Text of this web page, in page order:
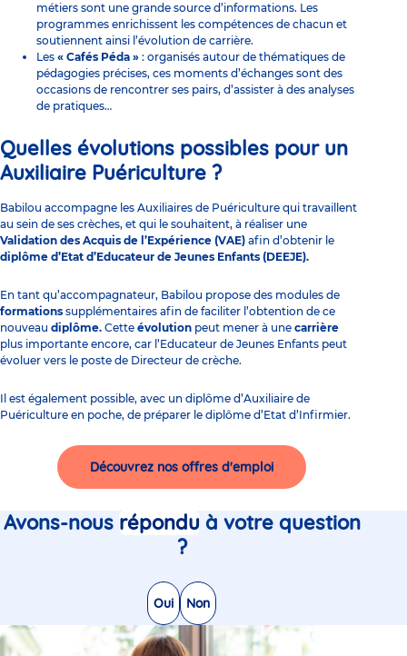
métiers sont une grande source d’informations. Les
programmes enrichissent les compétences de chacun et
soutiennent ainsi l’évolution de carrière.
Les « Cafés Péda » : organisés autour de thématiques de
pédagogies précises, ces moments d’échanges sont des
occasions de rencontrer ses pairs, d’assister à des analyses
de pratiques…
Quelles évolutions possibles pour un
Auxiliaire Puériculture ?
Babilou accompagne les Auxiliaires de Puériculture qui travaillent
au sein de ses crèches, et qui le souhaitent, à réaliser une
Validation des Acquis de l’Expérience (VAE) afin d’obtenir le
diplôme d’Etat d’Educateur de Jeunes Enfants (DEEJE).
En tant qu’accompagnateur, Babilou propose des modules de
formations supplémentaires afin de faciliter l’obtention de ce
nouveau diplôme. Cette évolution peut mener à une carrière
plus importante encore, car l’Educateur de Jeunes Enfants peut
évoluer vers le poste de Directeur de crèche.
Il est également possible, avec un diplôme d’Auxiliaire de
Puériculture en poche, de préparer le diplôme d’Etat d’Infirmier.
Découvrez nos offres d'emploi
Avons-nous réponduà votre question
?
Non
Oui